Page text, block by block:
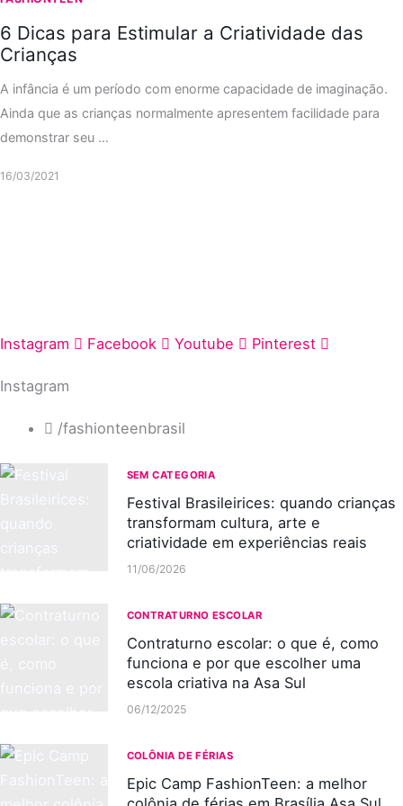
6 Dicas para Estimular a Criatividade das
Crianças
A infância é um período com enorme capacidade de imaginação.
Ainda que as crianças normalmente apresentem facilidade para
demonstrar seu ...
16/03/2021
Instagram Facebook Youtube Pinterest
Instagram
/fashionteenbrasil
SEM CATEGORIA
Festival Brasileirices: quando crianças
transformam cultura, arte e
criatividade em experiências reais
11/06/2026
CONTRATURNO ESCOLAR
Contraturno escolar: o que é, como
funciona e por que escolher uma
escola criativa na Asa Sul
06/12/2025
COLÔNIA DE FÉRIAS
Epic Camp FashionTeen: a melhor